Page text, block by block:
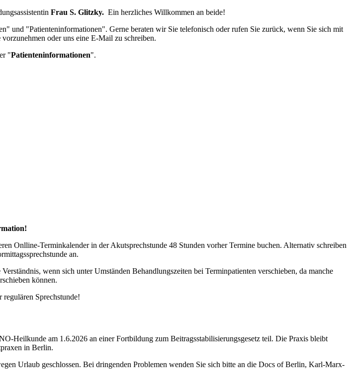
Frau S. Glitzky. Ein herzliches Willkommen an beide!
und "Patienteninformationen". Gerne beraten wir Sie telefonisch oder rufen Sie zurück, wenn Sie sich mit
vorzunehmen oder uns eine E-Mail zu schreiben.
"Patienteninformationen".
Onlline-Terminkalender in der Akutsprechstunde 48 Stunden vorher Termine buchen. Alternativ schreiben
an.
wenn sich unter Umständen Behandlungszeiten bei Terminpatienten verschieben, da manche
können.
Sprechstunde!
Heilkunde am 1.6.2026 an einer Fortbildung zum Beitragsstabilisierungsgesetz teil. Die Praxis bleibt
in Berlin.
Urlaub geschlossen. Bei dringenden Problemen wenden Sie sich bitte an die Docs of Berlin, Karl-Marx-